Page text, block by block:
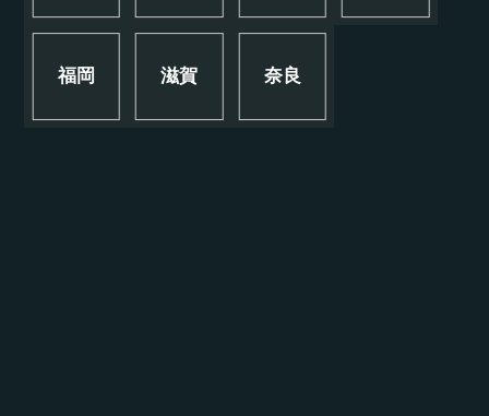
福岡 滋賀 奈良